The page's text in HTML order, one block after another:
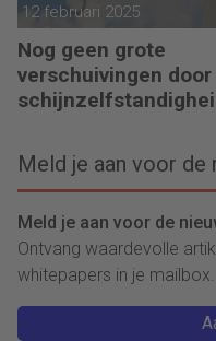
12 februari 2025
Nog geen grote
verschuivingen door
Meld je aan voor de
Meld je aan voor de
Ontvang waardevolle
whitepapers in je mailbox.